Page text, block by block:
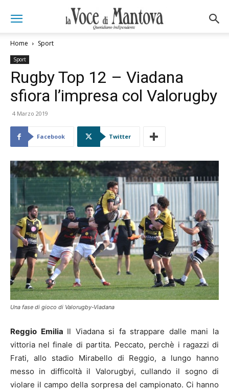
Home Sport
Sport
Rugby Top 12 – Viadana
sfiora l’impresa col Valorugby
4 Marzo 2019
Facebook Twitter
Una fase di gioco di Valorugby-Viadana
Reggio Emilia Il Viadana si fa strappare dalle mani la
vittoria nel finale di partita. Peccato, perchè i ragazzi di
Frati, allo stadio Mirabello di Reggio, a lungo hanno
messo in difficoltà il Valorugbyi, cullando il sogno di
violare il campo della sorpresa del campionato. Ci hanno